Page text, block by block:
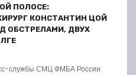
ПОЛОСЕ:
КОНСТАНТИН ЦОЙ
ОБСТРЕЛАМИ, ДВУХ
службы СМЦ ФМБА России